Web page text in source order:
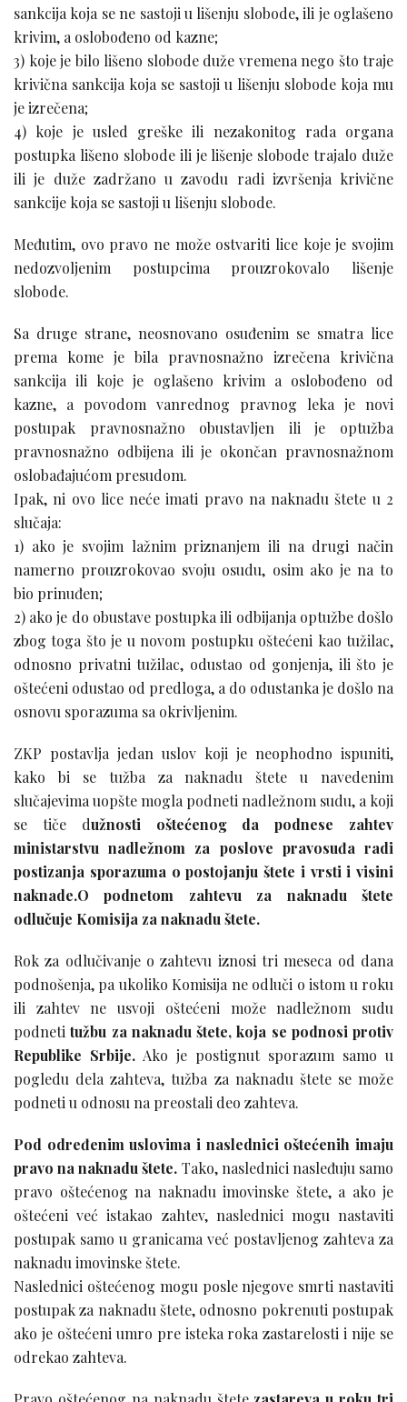
sankcija koja se ne sastoji u lišenju slobode, ili je oglašeno
krivim, a oslobođeno od kazne;
3) koje je bilo lišeno slobode duže vremena nego što traje
krivična sankcija koja se sastoji u lišenju slobode koja mu
je izrečena;
4) koje je usled greške ili nezakonitog rada organa
postupka lišeno slobode ili je lišenje slobode trajalo duže
ili je duže zadržano u zavodu radi izvršenja krivične
sankcije koja se sastoji u lišenju slobode.
Međutim, ovo pravo ne može ostvariti lice koje je svojim
nedozvoljenim postupcima prouzrokovalo lišenje
slobode.
Sa druge strane, neosnovano osuđenim se smatra lice
prema kome je bila pravnosnažno izrečena krivična
sankcija ili koje je oglašeno krivim a oslobođeno od
kazne, a povodom vanrednog pravnog leka je novi
postupak pravnosnažno obustavljen ili je optužba
pravnosnažno odbijena ili je okončan pravnosnažnom
oslobađajućom presudom.
Ipak, ni ovo lice neće imati pravo na naknadu štete u 2
slučaja:
1) ako je svojim lažnim priznanjem ili na drugi način
namerno prouzrokovao svoju osudu, osim ako je na to
bio prinuđen;
2) ako je do obustave postupka ili odbijanja optužbe došlo
zbog toga što je u novom postupku oštećeni kao tužilac,
odnosno privatni tužilac, odustao od gonjenja, ili što je
oštećeni odustao od predloga, a do odustanka je došlo na
osnovu sporazuma sa okrivljenim.
ZKP postavlja jedan uslov koji je neophodno ispuniti,
kako bi se tužba za naknadu štete u navedenim
slučajevima uopšte mogla podneti nadležnom sudu, a koji
se tiče dužnosti oštećenog da podnese zahtev
ministarstvu nadležnom za poslove pravosuđa radi
postizanja sporazuma o postojanju štete i vrsti i visini
naknade.O podnetom zahtevu za naknadu štete
odlučuje Komisija za naknadu štete.
Rok za odlučivanje o zahtevu iznosi tri meseca od dana
podnošenja, pa ukoliko Komisija ne odluči o istom u roku
ili zahtev ne usvoji oštećeni može nadležnom sudu
podnetitužbu za naknadu štete, koja se podnosi protiv
Republike Srbije. Ako je postignut sporazum samo u
pogledu dela zahteva, tužba za naknadu štete se može
podneti u odnosu na preostali deo zahteva.
Pod određenim uslovima i naslednici oštećenih imaju
pravo na naknadu štete. Tako, naslednici nasleđuju samo
pravo oštećenog na naknadu imovinske štete, a ako je
oštećeni već istakao zahtev, naslednici mogu nastaviti
postupak samo u granicama već postavljenog zahteva za
naknadu imovinske štete.
Naslednici oštećenog mogu posle njegove smrti nastaviti
postupak za naknadu štete, odnosno pokrenuti postupak
ako je oštećeni umro pre isteka roka zastarelosti i nije se
odrekao zahteva.